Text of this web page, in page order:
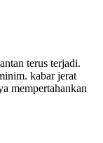
terus terjadi.
kabar jerat
mempertahankan